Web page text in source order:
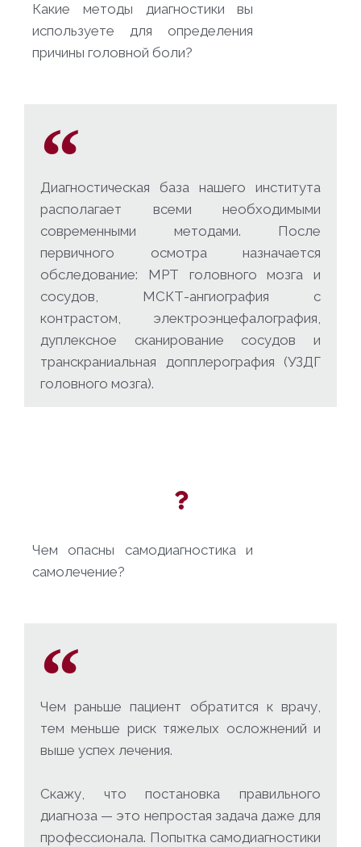
Какие методы диагностики вы
используете для определения
причины головной боли?
Диагностическая база нашего института
располагает всеми необходимыми
современными методами. После
первичного осмотра назначается
обследование: МРТ головного мозга и
сосудов, МСКТ-ангиография с
контрастом, электроэнцефалография,
дуплексное сканирование сосудов и
транскраниальная допплерография (УЗДГ
головного мозга).
Чем опасны самодиагностика и
самолечение?
Чем раньше пациент обратится к врачу,
тем меньше риск тяжелых осложнений и
выше успех лечения.
Скажу, что постановка правильного
диагноза — это непростая задача даже для
профессионала. Попытка самодиагностики